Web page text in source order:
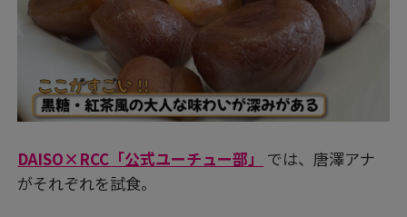
DAISO×RCC「公式ユーチュー部」
では、唐澤アナ
がそれぞれを試食。